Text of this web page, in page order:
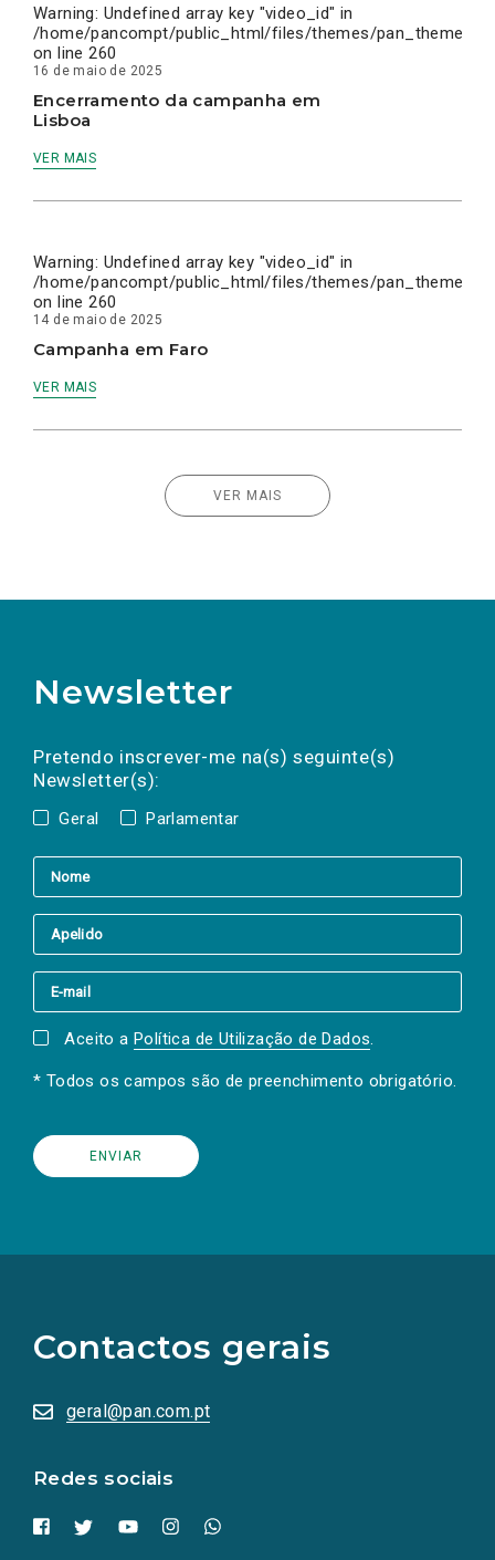
Warning: Undefined array key "video_id" in
/home/pancompt/public_html/files/themes/pan_theme/
on line260
16 de maio de 2025
Encerramento da campanha em
Lisboa
VER MAIS
Warning: Undefined array key "video_id" in
/home/pancompt/public_html/files/themes/pan_theme/
on line260
14 de maio de 2025
Campanha em Faro
VER MAIS
VER MAIS
Newsletter
Pretendo inscrever-me na(s) seguinte(s)
Newsletter(s):
Geral Parlamentar
a(s) newsletter(s).
mail
Aceito a Política de Utilização de Dados.
* Todos os campos são de preenchimento obrigatório.
Contactos gerais
geral@pan.com.pt
Redes sociais
redes
sociais
numa
nova